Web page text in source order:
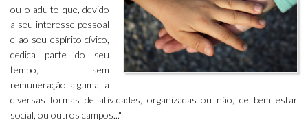
ou o adulto que, devido
a seu interesse pessoal
e ao seu espírito cívico,
dedica parte do seu
tempo, sem
remuneração alguma, a
diversas formas de atividades, organizadas ou não, de bem estar
social, ou outros campos..."